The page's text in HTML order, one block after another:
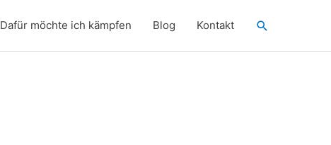
Dafür möchte ich kämpfen Blog Kontakt Suchen